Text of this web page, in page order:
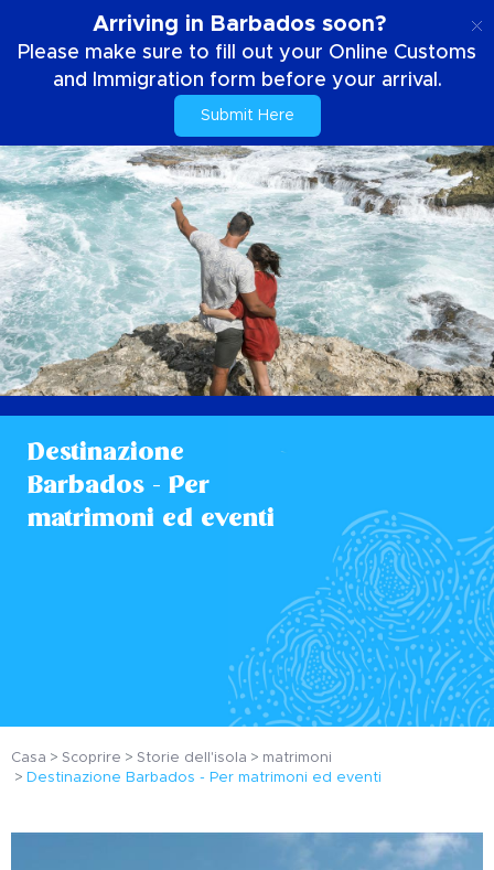
Arriving in Barbados soon?
Please make sure to fill out your Online Customs
and Immigration form before your arrival.
Submit Here
Destinazione
Barbados - Per
matrimoni ed eventi
Casa Scoprire Storie dell'isola
matrimoni
Destinazione Barbados - Per matrimoni ed eventi